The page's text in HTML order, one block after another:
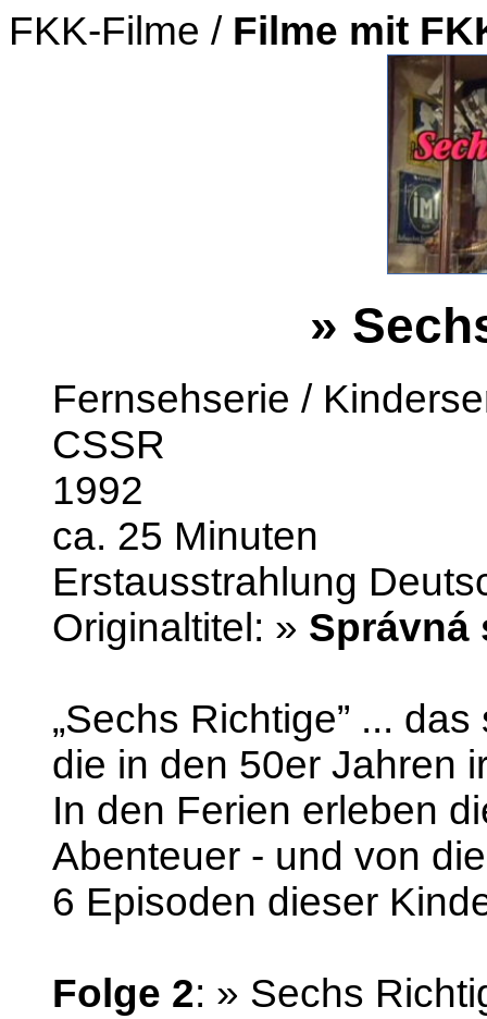
FKK-Filme / Filme mit
»
Fernsehserie /
CSSR
1992
ca. 25 Minuten
Erstausstrahlung
Originaltitel: » Správná
„Sechs Richtige” ...
die in den 50er Jahren
In den Ferien erleben
Abenteuer - und von
6 Episoden dieser
Folge 2: » Sechs